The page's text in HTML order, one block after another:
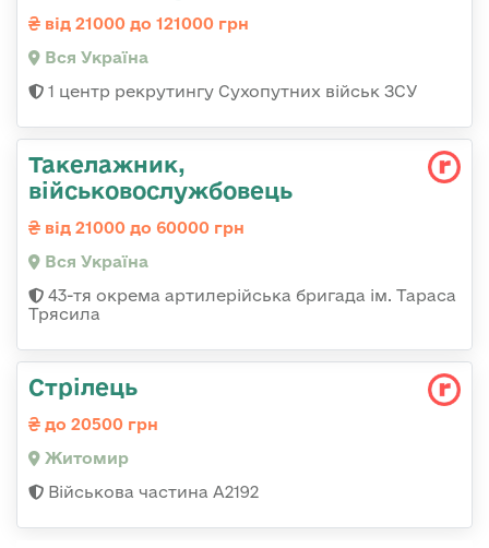
від 21000 до 121000 грн
Вся Україна
1 центр рекрутингу Сухопутних військ ЗСУ
Такелажник,
військовослужбовець
від 21000 до 60000 грн
Вся Україна
43-тя окрема артилерійська бригада ім. Тараса
Трясила
Стрілець
до 20500 грн
Житомир
Військова частина А2192